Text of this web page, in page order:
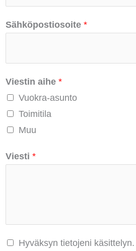
Sähköpostiosoite *
Viestin aihe *
Vuokra-asunto
Toimitila
Muu
Viesti *
C
Hyväksyn tietojeni käsittelyn.